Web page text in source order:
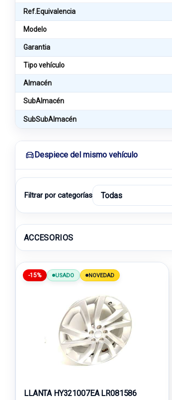
Ref.Equivalencia
Modelo
Garantia
Tipo vehículo
Almacén
SubAlmacén
SubSubAlmacén
Despiece del mismo vehículo
Filtrar por categorías
ACCESORIOS
-15% USADO NOVEDAD
LLANTA HY321007EA LR081586